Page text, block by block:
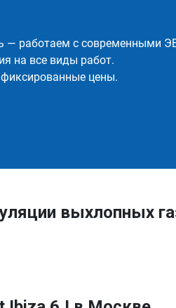
— работаем с современными
на все виды работ.
цены.
выхлопных